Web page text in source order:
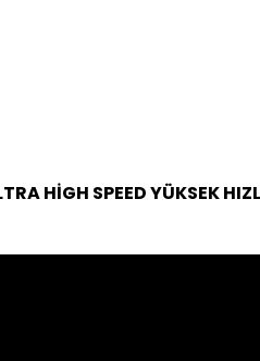
HİGH SPEED YÜKSEK